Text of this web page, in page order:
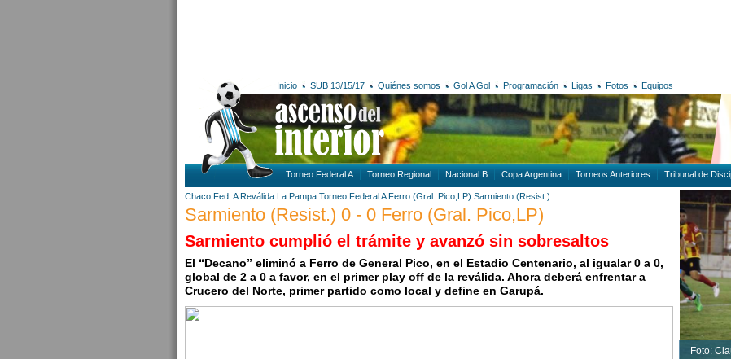
Inicio SUB 13/15/17 Quiénes somos Gol A Gol Programación Ligas Fotos Equipos
Torneo Federal A Torneo Regional Nacional B Copa Argentina Torneos Anteriores Tribunal de
Chaco Fed. A Reválida La Pampa Torneo Federal A Ferro (Gral. Pico,LP) Sarmiento (Resist.)
Sarmiento (Resist.) 0 - 0 Ferro (Gral. Pico,LP)
Sarmiento cumplió el trámite y avanzó sin sobresaltos
El “Decano” eliminó a Ferro de General Pico, en el Estadio Centenario, al igualar 0 a 0,
global de 2 a 0 a favor, en el primer play off de la reválida. Ahora deberá enfrentar a
Crucero del Norte, primer partido como local y define en Garupá.
Foto: